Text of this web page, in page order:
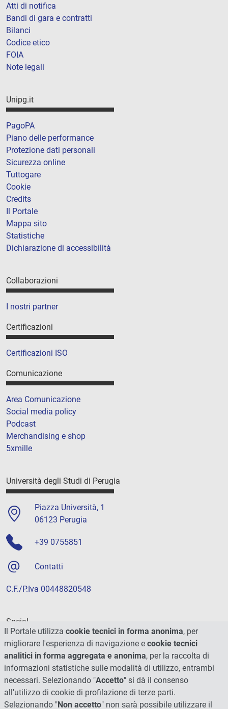
Atti di notifica
Bandi di gara e contratti
Bilanci
Codice etico
FOIA
Note legali
Unipg.it
PagoPA
Piano delle performance
Protezione dati personali
Sicurezza online
Tuttogare
Cookie
Credits
Il Portale
Mappa sito
Statistiche
Dichiarazione di accessibilità
Collaborazioni
I nostri partner
Certificazioni
Certificazioni ISO
Comunicazione
Area Comunicazione
Social media policy
Podcast
Merchandising e shop
5xmille
Università degli Studi di Perugia
Piazza Università, 1
06123 Perugia
+39 0755851
Contatti
C.F./P.Iva 00448820548
Social
Il Portale utilizza cookie tecnici in forma anonima, per
migliorare l'esperienza di navigazione e cookie tecnici
analitici in forma aggregata e anonima, per la raccolta di
informazioni statistiche sulle modalità di utilizzo, entrambi
necessari. Selezionando "Accetto" si dà il consenso
all'utilizzo di cookie di profilazione di terze parti.
Selezionando "Non accetto" non sarà possibile utilizzare il